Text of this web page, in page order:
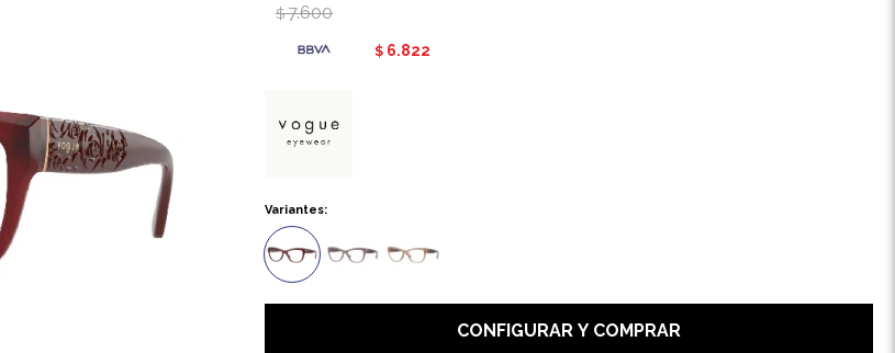
$ 7.600
$ 6.822
Variantes:
CONFIGURAR Y COMPRAR